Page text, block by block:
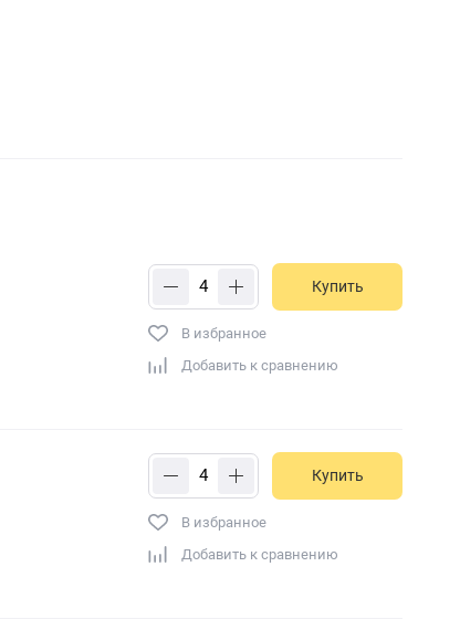
Купить
В избранное
Добавить к сравнению
Купить
В избранное
Добавить к сравнению